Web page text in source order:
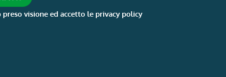
preso visione ed accetto le privacy policy